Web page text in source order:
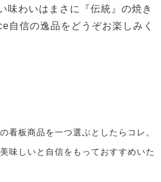
味わいはまさに『伝統』の焼き
自信の逸品をどうぞお楽しみく
看板商品を一つ選ぶとしたらコレ。
味しいと自信をもっておすすめいた